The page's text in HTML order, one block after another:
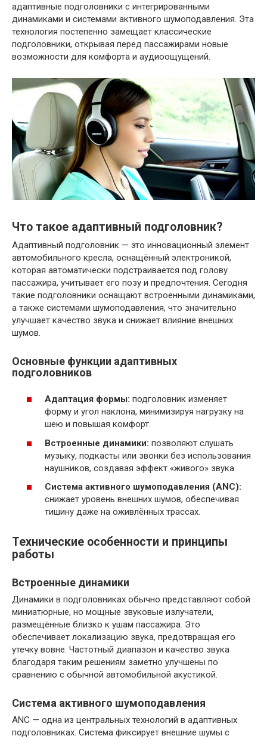
адаптивные подголовники с интегрированными
динамиками и системами активного шумоподавления. Эта
технология постепенно замещает классические
подголовники, открывая перед пассажирами новые
возможности для комфорта и аудиоощущений.
Что такое адаптивный подголовник?
Адаптивный подголовник — это инновационный элемент
автомобильного кресла, оснащённый электроникой,
которая автоматически подстраивается под голову
пассажира, учитывает его позу и предпочтения. Сегодня
такие подголовники оснащают встроенными динамиками,
а также системами шумоподавления, что значительно
улучшает качество звука и снижает влияние внешних
шумов.
Основные функции адаптивных
подголовников
Адаптация формы: подголовник изменяет
форму и угол наклона, минимизируя нагрузку на
шею и повышая комфорт.
Встроенные динамики: позволяют слушать
музыку, подкасты или звонки без использования
наушников, создавая эффект «живого» звука.
Система активного шумоподавления (ANC):
снижает уровень внешних шумов, обеспечивая
тишину даже на оживлённых трассах.
Технические особенности и принципы
работы
Встроенные динамики
Динамики в подголовниках обычно представляют собой
миниатюрные, но мощные звуковые излучатели,
размещённые близко к ушам пассажира. Это
обеспечивает локализацию звука, предотвращая его
утечку вовне. Частотный диапазон и качество звука
благодаря таким решениям заметно улучшены по
сравнению с обычной автомобильной акустикой.
Система активного шумоподавления
ANC — одна из центральных технологий в адаптивных
подголовниках. Система фиксирует внешние шумы с